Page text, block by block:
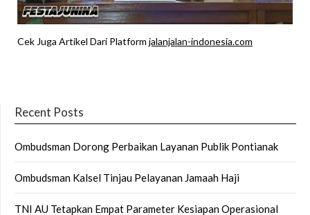
Cek Juga Artikel Dari Platform jalanjalan-indonesia.com
Recent Posts
Ombudsman Dorong Perbaikan Layanan Publik Pontianak
Ombudsman Kalsel Tinjau Pelayanan Jamaah Haji
TNI AU Tetapkan Empat Parameter Kesiapan Operasional